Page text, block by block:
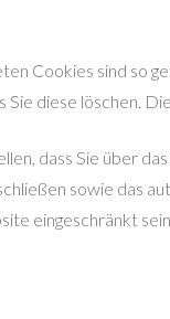
Cookies sind so
Sie diese löschen.
dass Sie über
sowie das
eingeschränkt